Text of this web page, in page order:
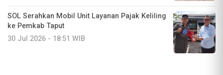
SOL Serahkan Mobil Unit Layanan Pajak Keliling
ke Pemkab Taput
30 Jul 2026 - 18:51 WIB